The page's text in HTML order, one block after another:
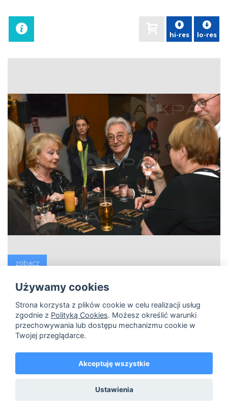
hi-res lo-res
zobacz
Magdalena Zawadzka, Allan Starski
hi-res
Używamy cookies
Strona korzysta z plików cookie w celu realizacji usług
zgodnie z Polityką Cookies. Możesz określić warunki
przechowywania lub dostępu mechanizmu cookie w
Twojej przeglądarce.
Akceptuję wszystkie
Ustawienia